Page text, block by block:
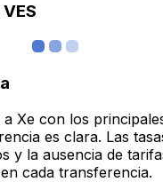
Xe con los
es clara. Las
y la ausencia de
cada transferencia.